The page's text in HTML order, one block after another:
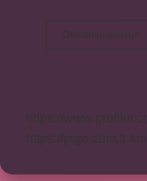
Devamını okuyun
https://
https://pigo.com.tr